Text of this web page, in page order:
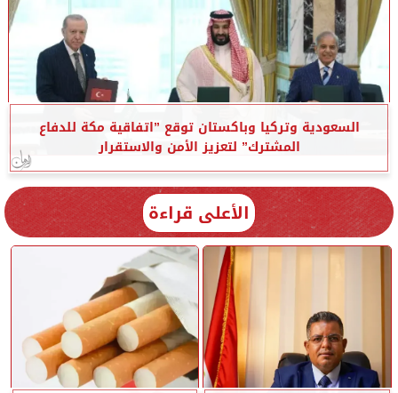
السعودية وتركيا وباكستان توقع ”اتفاقية مكة للدفاع
المشترك” لتعزيز الأمن والاستقرار
الأعلى قراءة